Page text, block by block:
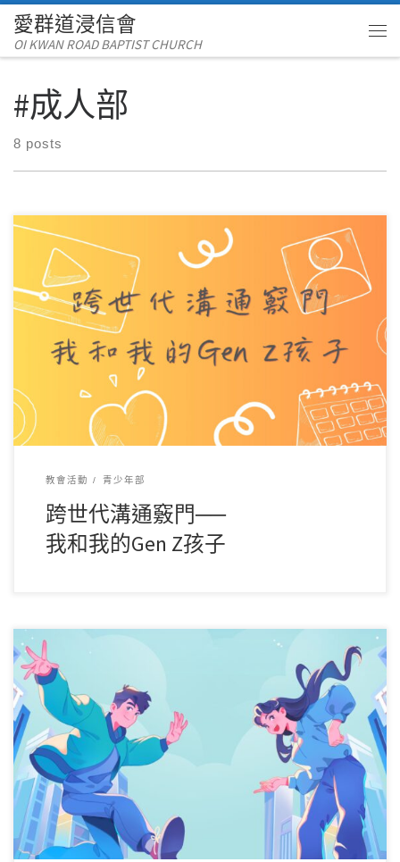
Skip to content
愛群道浸信會
OI KWAN ROAD BAPTIST CHURCH
#成人部
8 posts
教會活動 青少年部
跨世代溝通竅門──
我和我的Gen Z孩子